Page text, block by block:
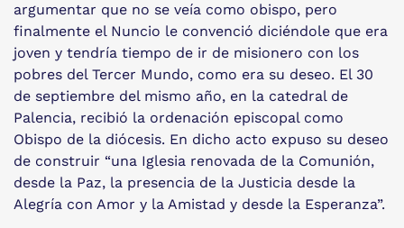
argumentar que no se veía como obispo, pero
finalmente el Nuncio le convenció diciéndole que era
joven y tendría tiempo de ir de misionero con los
pobres del Tercer Mundo, como era su deseo. El 30
de septiembre del mismo año, en la catedral de
Palencia, recibió la ordenación episcopal como
Obispo de la diócesis. En dicho acto expuso su deseo
de construir “una Iglesia renovada de la Comunión,
desde la Paz, la presencia de la Justicia desde la
Alegría con Amor y la Amistad y desde la Esperanza”.